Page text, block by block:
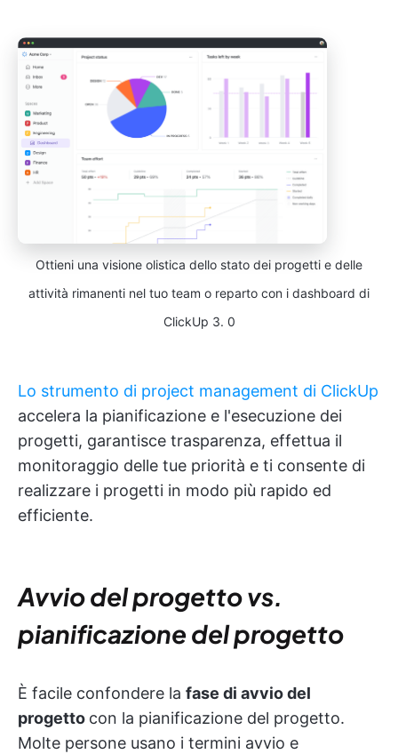
Ottieni una visione olistica dello stato dei progetti e delle
attività rimanenti nel tuo team o reparto con i dashboard di
ClickUp 3. 0
Lo strumento di project management di ClickUp
accelera la pianificazione e l'esecuzione dei
progetti, garantisce trasparenza, effettua il
monitoraggio delle tue priorità e ti consente di
realizzare i progetti in modo più rapido ed
efficiente.
Avvio del progetto vs.
pianificazione del progetto
È facile confondere la fase di avvio del
progetto con la pianificazione del progetto.
Molte persone usano i termini avvio e